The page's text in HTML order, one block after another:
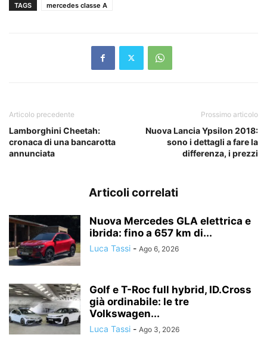
TAGS mercedes classe A
Articolo precedente
Lamborghini Cheetah:
cronaca di una bancarotta
annunciata
Prossimo articolo
Nuova Lancia Ypsilon 2018:
sono i dettagli a fare la
differenza, i prezzi
Articoli correlati
Nuova Mercedes GLA elettrica e
ibrida: fino a 657 km di...
Luca Tassi - Ago 6, 2026
Golf e T-Roc full hybrid, ID.Cross
già ordinabile: le tre
Volkswagen...
Luca Tassi - Ago 3, 2026